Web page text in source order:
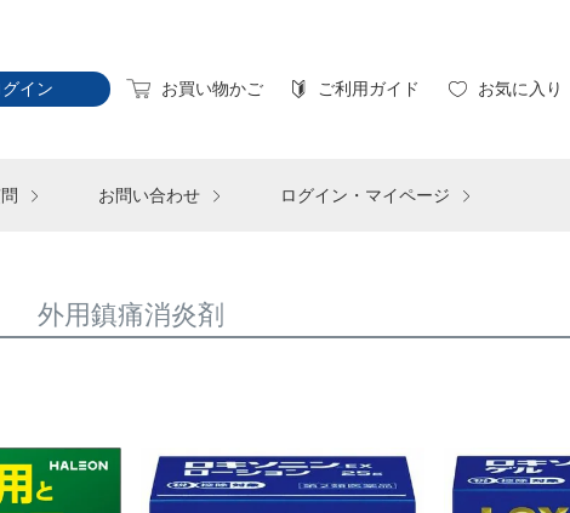
グイン お買い物かご ご利用ガイド お気に入り
お問い合わせ ログイン・マイページ
外用鎮痛消炎剤